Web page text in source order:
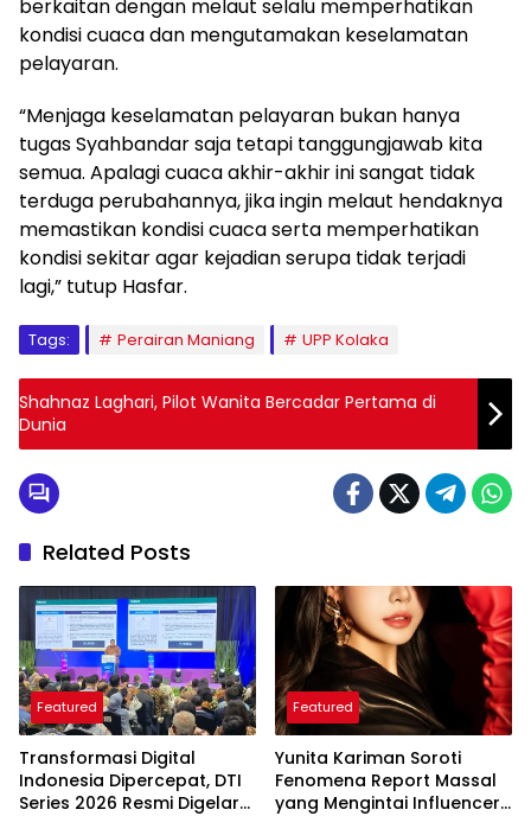
berkaitan dengan melaut selalu memperhatikan
kondisi cuaca dan mengutamakan keselamatan
pelayaran.
“Menjaga keselamatan pelayaran bukan hanya
tugas Syahbandar saja tetapi tanggungjawab kita
semua. Apalagi cuaca akhir-akhir ini sangat tidak
terduga perubahannya, jika ingin melaut hendaknya
memastikan kondisi cuaca serta memperhatikan
kondisi sekitar agar kejadian serupa tidak terjadi
lagi,” tutup Hasfar.
Tags: Perairan Maniang UPP Kolaka
Shahnaz Laghari, Pilot Wanita Bercadar Pertama di
Dunia
Related Posts
Featured
Transformasi Digital
Indonesia Dipercepat, DTI
Series 2026 Resmi Digelar
Featured
Yunita Kariman Soroti
Fenomena Report Massal
yang Mengintai Influencer,